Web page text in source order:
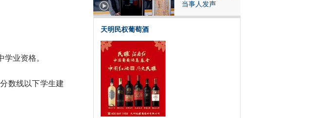
业资格。
数线以下学生建
当事人发声
天明民权葡萄酒